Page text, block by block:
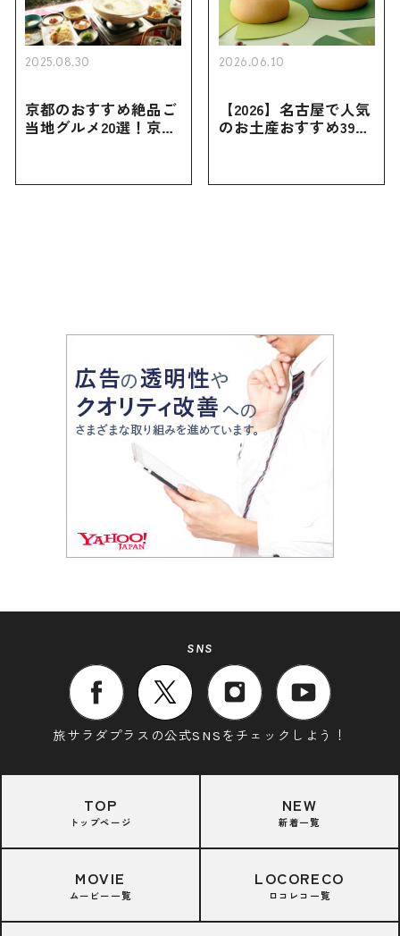
2025.08.30
京都のおすすめ絶品ご
当地グルメ20選！京都
2026.06.10
【2026】名古屋で人気
のお土産おすすめ39選
お土産・ばらまき用ま
SNS
旅サラダプラスの公式SNSをチェックしよう！
TOP
トップページ
NEW
新着一覧
MOVIE
ムービー一覧
LOCORECO
ロコレコ一覧